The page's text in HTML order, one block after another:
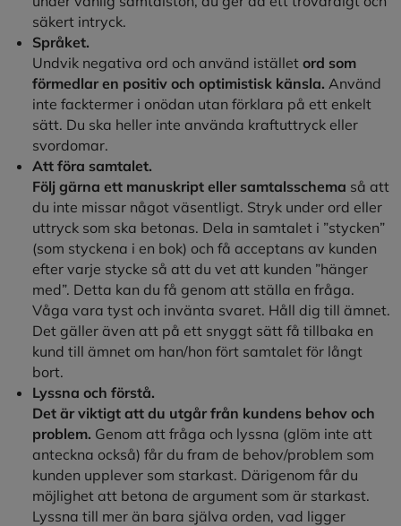
säkert intryck.
Språket.
Undvik negativa ord och använd istället ord som
förmedlar en positiv och optimistisk känsla. Använd
inte facktermer i onödan utan förklara på ett enkelt
sätt. Du ska heller inte använda kraftuttryck eller
svordomar.
Att föra samtalet.
Följ gärna ett manuskript eller samtalsschema så att
du inte missar något väsentligt. Stryk under ord eller
uttryck som ska betonas. Dela in samtalet i ”stycken”
(som styckena i en bok) och få acceptans av kunden
efter varje stycke så att du vet att kunden ”hänger
med”. Detta kan du få genom att ställa en fråga.
Våga vara tyst och invänta svaret. Håll dig till ämnet.
Det gäller även att på ett snyggt sätt få tillbaka en
kund till ämnet om han/hon fört samtalet för långt
bort.
Lyssna och förstå.
Det är viktigt att du utgår från kundens behov och
problem. Genom att fråga och lyssna (glöm inte att
anteckna också) får du fram de behov/problem som
kunden upplever som starkast. Därigenom får du
möjlighet att betona de argument som är starkast.
Lyssna till mer än bara själva orden, vad ligger